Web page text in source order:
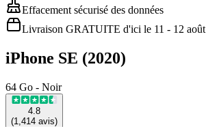
Effacement sécurisé des données
Livraison GRATUITE d'ici le 11 - 12 août
iPhone SE (2020)
64 Go - Noir
4.8
(1,414 avis)